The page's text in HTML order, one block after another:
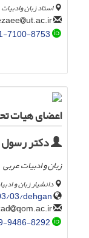
استاد زبان
ut.ac.ir
7100-8753
اعضای هیات
دکتر
زبان و ادبیات عربی
دانشیار زبان و
03/dehgan
qom.ac.ir
9486-8292